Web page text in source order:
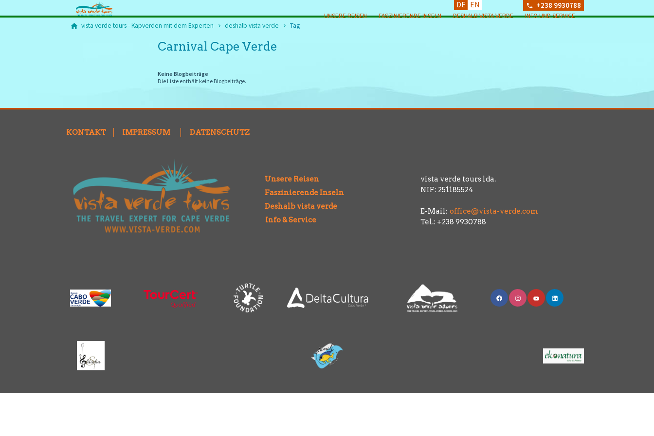
UNSERE REISEN FASZINIERENDE INSELN DESHALB VISTA VERDE INFO UND SERVICE
+238 9930788
DE EN
vista verde tours - Kapverden mit dem Experten deshalb vista verde Tag
Carnival Cape Verde
Keine Blogbeiträge
Die Liste enthält keine Blogbeiträge.
KONTAKT IMPRESSUM DATENSCHUTZ
Unsere Reisen
Faszinierende Inseln
Deshalb vista verde
Info & Service
vista verde tours lda.
NIF: 251185524
E-Mail: office@vista-verde.com
Tel.: +238 9930788